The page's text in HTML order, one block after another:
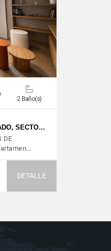
2 Baño(s)
SECTO…
DE
DETALLE